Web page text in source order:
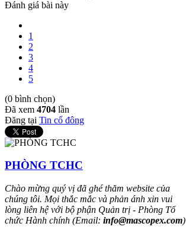
Đánh giá bài này
1
2
3
4
5
(0 bình chọn)
Đã xem 4704 lần
Đăng tại Tin cổ đông
PHÒNG TCHC
Chào mừng quý vị đã ghé thăm website của
chúng tôi. Mọi thắc mắc và phản ánh xin vui
lòng liên hệ với bộ phận Quản trị - Phòng Tổ
chức Hành chính (Email: info@mascopex.com)